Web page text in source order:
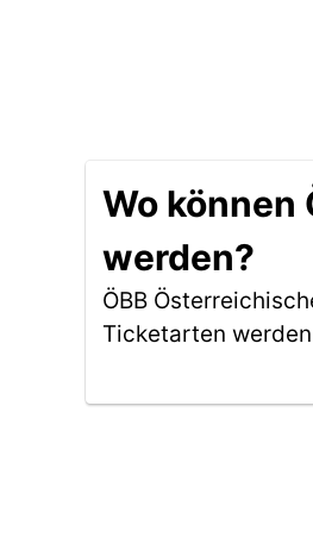
Wo
werden?
ÖBB
Ticketarten